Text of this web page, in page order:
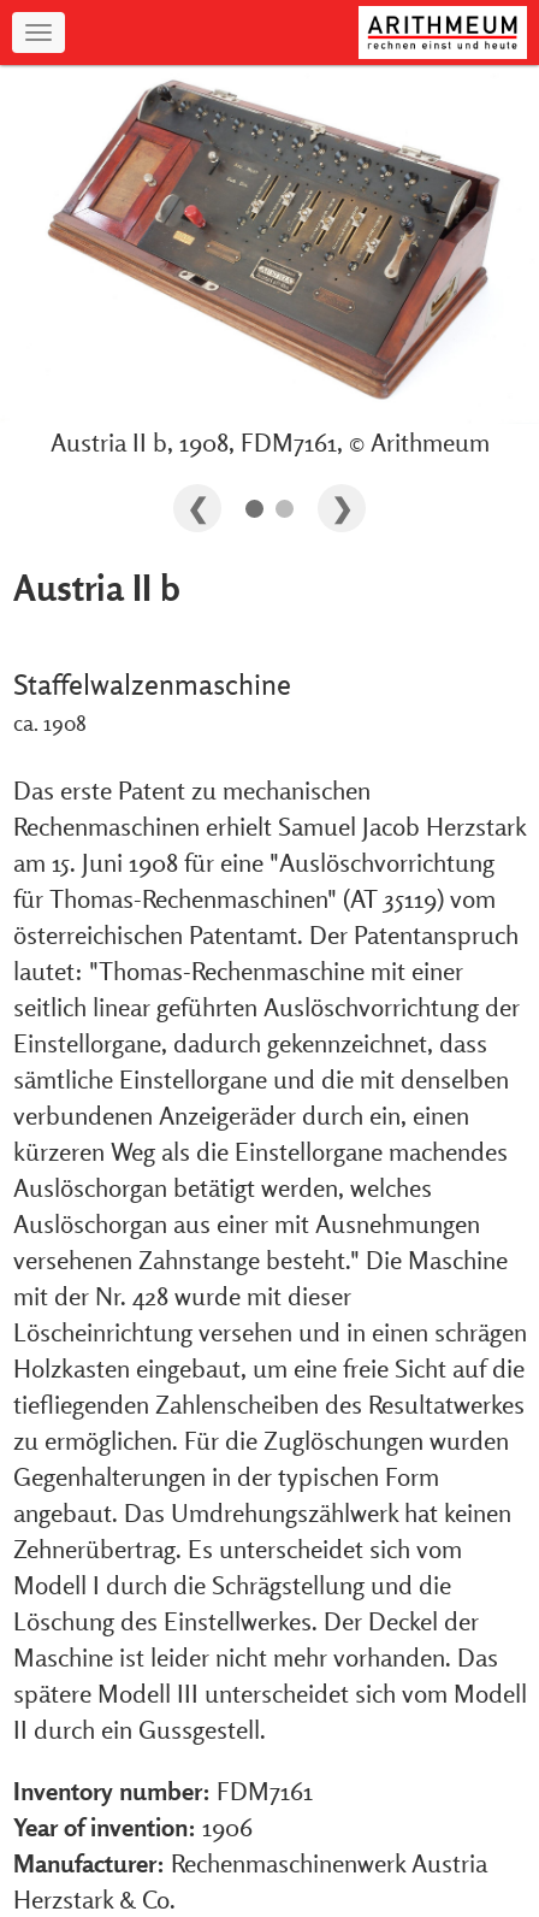
Navigation
Austria II b, 1908, FDM7161, © Arithmeum
Austria II b
Staffelwalzenmaschine
ca. 1908
Das erste Patent zu mechanischen
Rechenmaschinen erhielt Samuel Jacob Herzstark
am 15. Juni 1908 für eine "Auslöschvorrichtung
für Thomas-Rechenmaschinen" (AT 35119) vom
österreichischen Patentamt. Der Patentanspruch
lautet: "Thomas-Rechenmaschine mit einer
seitlich linear geführten Auslöschvorrichtung der
Einstellorgane, dadurch gekennzeichnet, dass
sämtliche Einstellorgane und die mit denselben
verbundenen Anzeigeräder durch ein, einen
kürzeren Weg als die Einstellorgane machendes
Auslöschorgan betätigt werden, welches
Auslöschorgan aus einer mit Ausnehmungen
versehenen Zahnstange besteht." Die Maschine
mit der Nr. 428 wurde mit dieser
Löscheinrichtung versehen und in einen schrägen
Holzkasten eingebaut, um eine freie Sicht auf die
tiefliegenden Zahlenscheiben des Resultatwerkes
zu ermöglichen. Für die Zuglöschungen wurden
Gegenhalterungen in der typischen Form
angebaut. Das Umdrehungszählwerk hat keinen
Zehnerübertrag. Es unterscheidet sich vom
Modell I durch die Schrägstellung und die
Löschung des Einstellwerkes. Der Deckel der
Maschine ist leider nicht mehr vorhanden. Das
spätere Modell III unterscheidet sich vom Modell
II durch ein Gussgestell.
Inventory number: FDM7161
Year of invention: 1906
Manufacturer: Rechenmaschinenwerk Austria
Herzstark & Co.